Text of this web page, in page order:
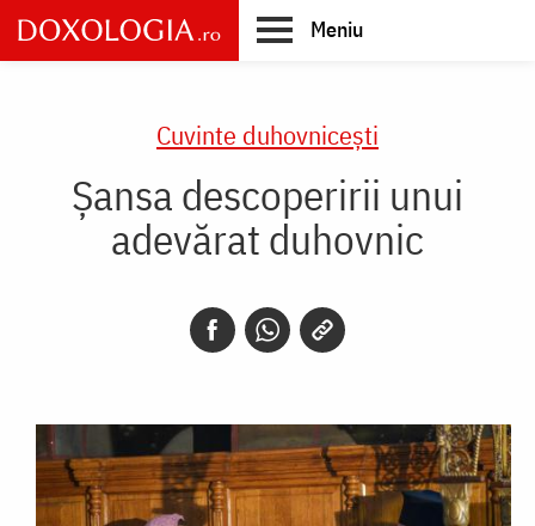
Skip
to
main
Meniu
Cuvinte duhovnicești
Șansa descoperirii unui
adevărat duhovnic